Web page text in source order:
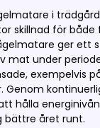
i
skillnad för både
ger ett
mat under
exempelvis
Genom
hålla
bättre året runt.